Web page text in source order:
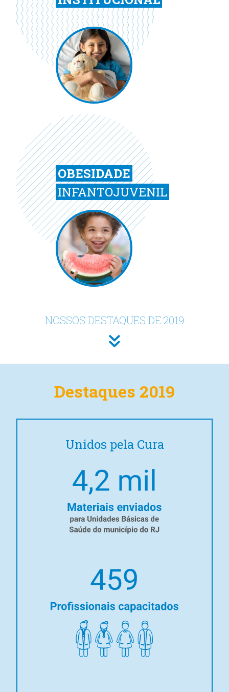
OBESIDADE
INFANTOJUVENIL
NOSSOS DESTAQUES DE 2019
Destaques 2019
Unidos pela Cura